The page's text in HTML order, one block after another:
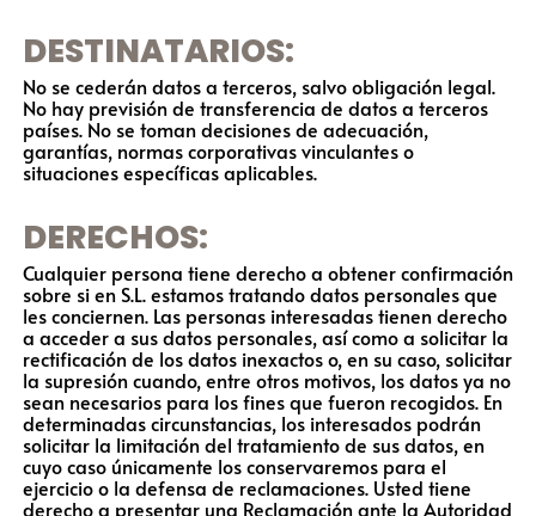
DESTINATARIOS:
No se cederán datos a terceros, salvo obligación legal.
No hay previsión de transferencia de datos a terceros
países. No se toman decisiones de adecuación,
garantías, normas corporativas vinculantes o
situaciones específicas aplicables.
DERECHOS:
Cualquier persona tiene derecho a obtener confirmación
sobre si en S.L. estamos tratando datos personales que
les conciernen. Las personas interesadas tienen derecho
a acceder a sus datos personales, así como a solicitar la
rectificación de los datos inexactos o, en su caso, solicitar
la supresión cuando, entre otros motivos, los datos ya no
sean necesarios para los fines que fueron recogidos. En
determinadas circunstancias, los interesados podrán
solicitar la limitación del tratamiento de sus datos, en
cuyo caso únicamente los conservaremos para el
ejercicio o la defensa de reclamaciones. Usted tiene
derecho a presentar una Reclamación ante la Autoridad